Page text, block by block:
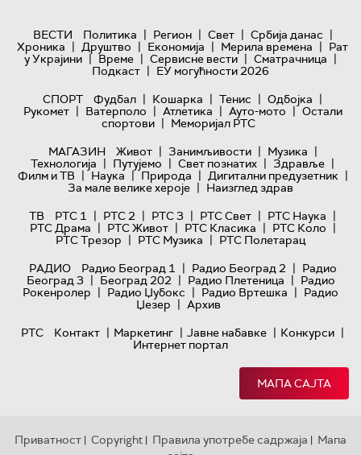
ВЕСТИ Политика | Регион | Свет | Србија данас |
Хроника | Друштво | Економија | Мерила времена | Рат
у Украјини | Време | Сервисне вести | Сматрачница |
Подкаст | ЕУ могућности 2026
СПОРТ
Фудбал | Кошарка | Тенис | Одбојка |
Рукомет | Ватерполо | Атлетика | Ауто-мото | Остали
спортови | Меморијал РТС
МАГАЗИН
Живот | Занимљивости | Музика |
Технологијa | Путујемо | Свет познатих | Здравље |
Филм и ТВ | Наука | Природа | Дигитални предузетник |
За мале велике хероје | Наизглед здрав
ТВ
РТС 1 | РТС 2 | РТС 3 | РТС Свет | РТС Наука |
РТС Драма | РТС Живот | РТС Класика | РТС Коло |
РТС Трезор | РТС Музика | РТС Полетарац
РАДИО
Радио Београд 1 | Радио Београд 2 | Радио
Београд 3 | Београд 202 | Радио Плетеница | Радио
Рокенролер | Радио Џубокс | Радио Вртешка | Радио
Џезер | Архив
РТС
Контакт | Маркетинг | Јавне набавке | Конкурси |
Интернет портал
МАПА САЈТА
Приватност | Copyright | Правила употребе садржаја | Мапа